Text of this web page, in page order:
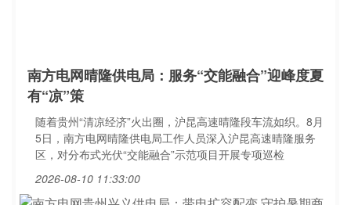
南方电网晴隆供电局：服务“交能融合”迎峰度夏
有“凉”策
随着贵州“清凉经济”火出圈，沪昆高速晴隆段车流如织。8月
5日，南方电网晴隆供电局工作人员深入沪昆高速晴隆服务
区，对分布式光伏“交能融合”示范项目开展专项巡检
2026-08-10 11:33:00